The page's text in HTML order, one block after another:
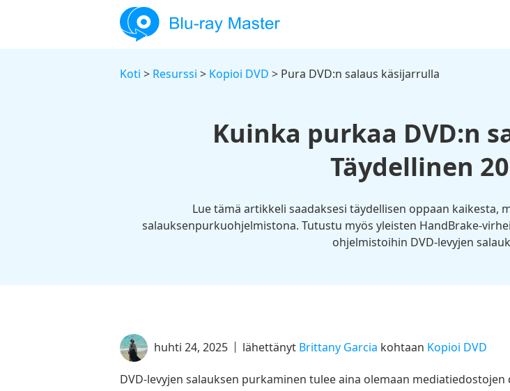
Koti > Resurssi > Kopioi DVD > Pura DVD:n salaus käsijarrulla
Kuinka purkaa DVD:n
Täydellinen
Lue tämä artikkeli saadaksesi täydellisen oppaan kaikesta,
salauksenpurkuohjelmistona. Tutustu myös yleisten HandBrake-
ohjelmistoihin DVD-levyjen
huhti 24, 2025 lähettänyt Brittany Garcia kohtaan Kopioi DVD
DVD-levyjen salauksen purkaminen tulee aina olemaan